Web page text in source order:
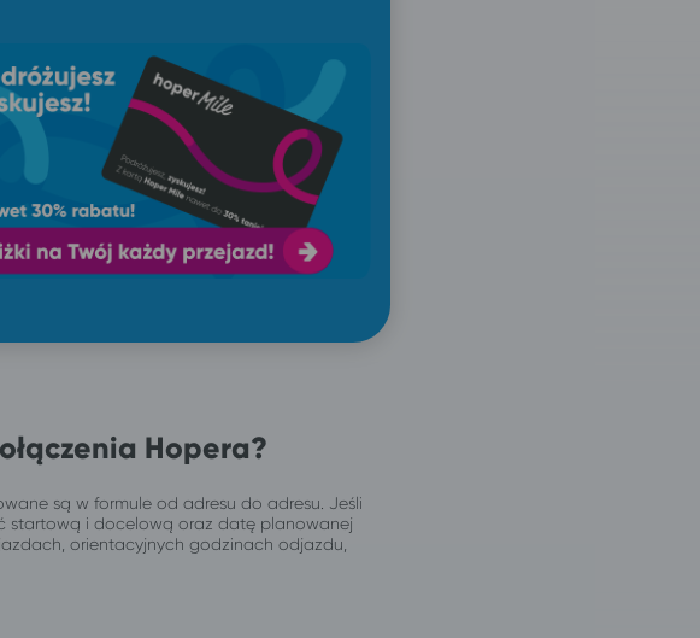
Hopera?
są w formule od adresu do adresu. Jeśli
startową i docelową oraz datę planowanej
orientacyjnych godzinach odjazdu,